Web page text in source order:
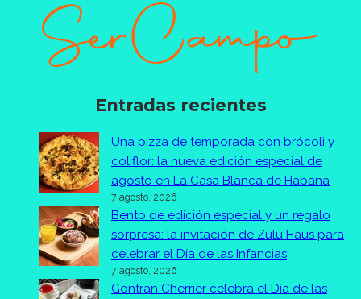
Entradas recientes
Una pizza de temporada con brócoli y
coliflor: la nueva edición especial de
agosto en La Casa Blanca de Habana
7 agosto, 2026
Bento de edición especial y un regalo
sorpresa: la invitación de Zulu Haus para
celebrar el Día de las Infancias
7 agosto, 2026
Gontran Cherrier celebra el Día de las